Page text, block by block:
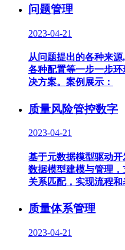
问题管理
2023-04-21
从问题提出的各种来
各种配置等一步一步
决方案。案例展示：
质量风险管控数字
2023-04-21
基于元数据模型驱动
数据模型建模与管理
关系匹配，实现流程
质量体系管理
2023-04-21